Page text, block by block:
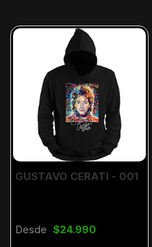
GUSTAVO CERATI - 001
Desde $24.990